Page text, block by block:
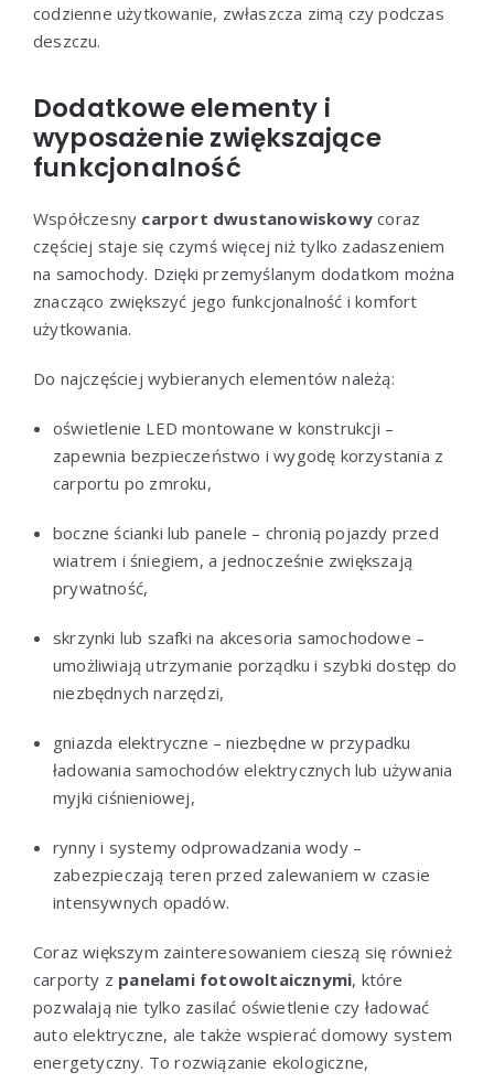
codzienne użytkowanie, zwłaszcza zimą czy podczas
deszczu.
Dodatkowe elementy i
wyposażenie zwiększające
funkcjonalność
Współczesny carport dwustanowiskowy coraz
częściej staje się czymś więcej niż tylko zadaszeniem
na samochody. Dzięki przemyślanym dodatkom można
znacząco zwiększyć jego funkcjonalność i komfort
użytkowania.
Do najczęściej wybieranych elementów należą:
oświetlenie LED montowane w konstrukcji –
zapewnia bezpieczeństwo i wygodę korzystania z
carportu po zmroku,
boczne ścianki lub panele – chronią pojazdy przed
wiatrem i śniegiem, a jednocześnie zwiększają
prywatność,
skrzynki lub szafki na akcesoria samochodowe –
umożliwiają utrzymanie porządku i szybki dostęp do
niezbędnych narzędzi,
gniazda elektryczne – niezbędne w przypadku
ładowania samochodów elektrycznych lub używania
myjki ciśnieniowej,
rynny i systemy odprowadzania wody –
zabezpieczają teren przed zalewaniem w czasie
intensywnych opadów.
Coraz większym zainteresowaniem cieszą się również
carporty z panelami fotowoltaicznymi, które
pozwalają nie tylko zasilać oświetlenie czy ładować
auto elektryczne, ale także wspierać domowy system
energetyczny. To rozwiązanie ekologiczne,